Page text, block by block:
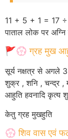
11 + 5 + 1 = 17
पाताल लोक पर
🚩💮 ग्रह मुख
सूर्य नक्षत्र से अगले
शुक्र , शनि , चन्द्र
आहुति हवनादि कृत्य
केतु ग्रह मुखहुति
💮 शिव वास एवं